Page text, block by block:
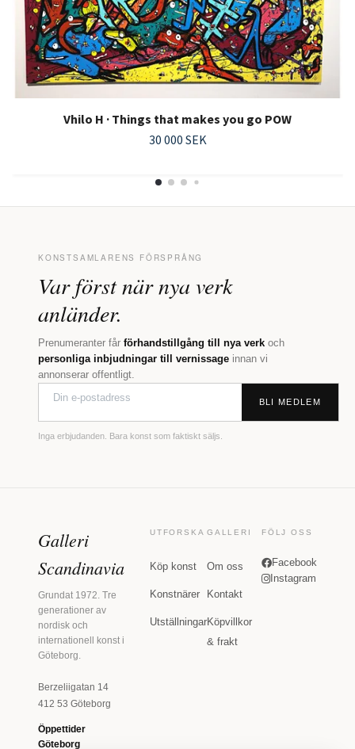
Vhilo H · Things that makes you go POW
30 000 SEK
KONSTSAMLARENS FÖRSPRÅNG
Var först när nya verk
anländer.
Prenumeranter får förhandstillgång till nya verk och
personliga inbjudningar till vernissage innan vi
annonserar offentligt.
BLI MEDLEM
Inga erbjudanden. Bara konst som faktiskt säljs.
Galleri
Scandinavia
Grundat 1972. Tre
generationer av
nordisk och
internationell konst i
Göteborg.
Berzeliigatan 14
412 53 Göteborg
Öppettider
Göteborg
UTFORSKA
Köp konst
Konstnärer
Utställningar
GALLERI
Om oss
Kontakt
Köpvillkor
& frakt
FÖLJ OSS
Facebook
Instagram